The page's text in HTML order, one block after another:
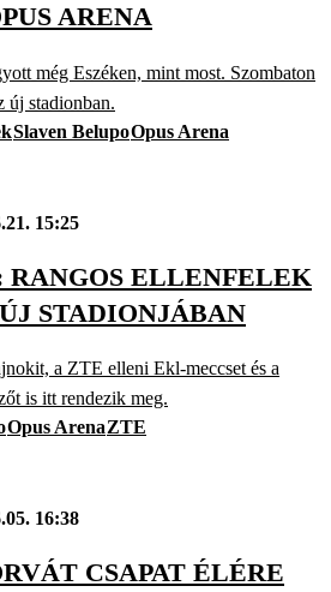
ARENA
még Eszéken, mint most. Szombaton
új stadionban.
Slaven BelupoOpus Arena
15:25
RANGOS ELLENFELEK
STADIONJÁBAN
a ZTE elleni Ekl-meccset és a
is itt rendezik meg.
Opus ArenaZTE
16:38
CSAPAT ÉLÉRE